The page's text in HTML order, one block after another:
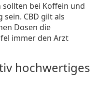
bei Koffein und
CBD gilt als
Dosen die
immer den Arzt
hochwertiges